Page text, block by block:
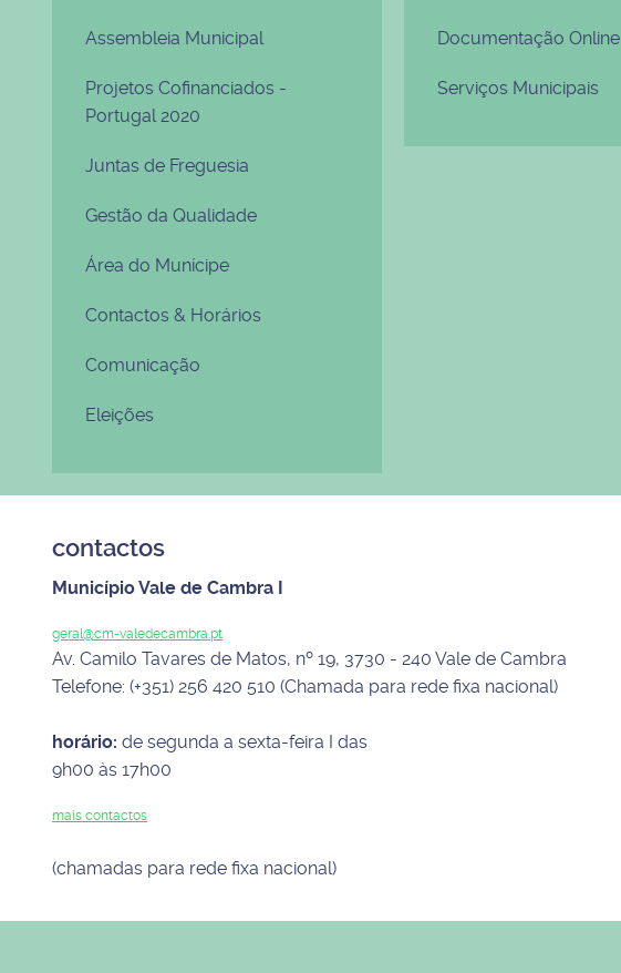
Assembleia Municipal
Projetos Cofinanciados -
Portugal 2020
Juntas de Freguesia
Gestão da Qualidade
Área do Munícipe
Contactos & Horários
Comunicação
Eleições
Documentação Online
Serviços Municipais
contactos
Município Vale de Cambra I
geral@cm-valedecambra.pt
Av. Camilo Tavares de Matos, nº 19, 3730 - 240 Vale de Cambra
Telefone: (+351) 256 420 510 (Chamada para rede fixa nacional)
horário: de segunda a sexta-feira I das
9h00 às 17h00
mais contactos
(chamadas para rede fixa nacional)